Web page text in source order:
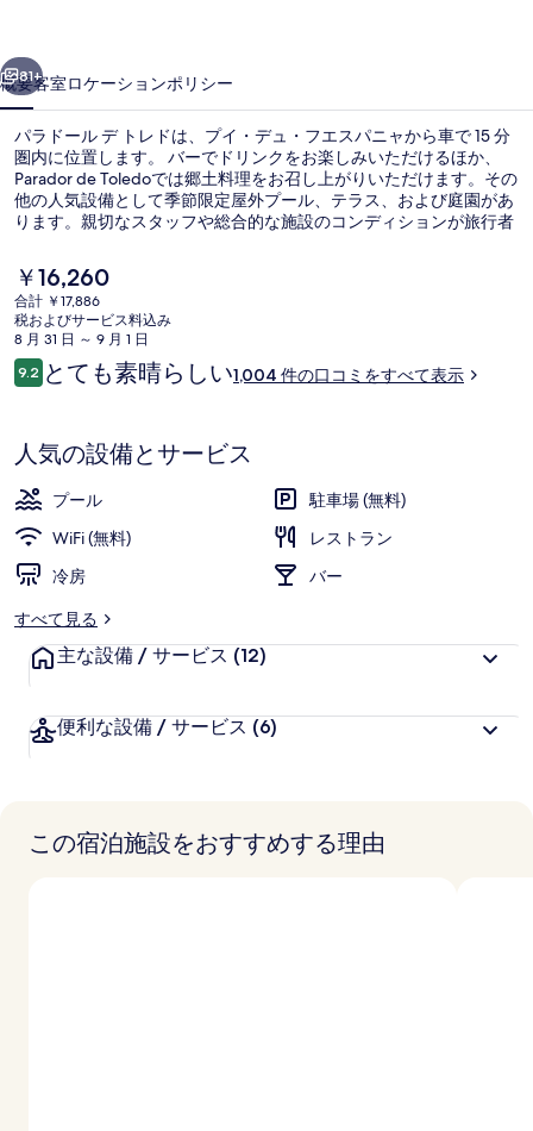
レ
ド
の
写
真
ギ
ャ
ラ
リ
81+
概要客室ロケーションポリシー
パラドール デ トレドは、プイ・デュ・フエスパニャから車で 15 分
圏内に位置します。 バーでドリンクをお楽しみいただけるほか、
Parador de Toledoでは郷土料理をお召し上がりいただけます。その
他の人気設備として季節限定屋外プール、テラス、および庭園があ
ります。親切なスタッフや総合的な施設のコンディションが旅行者
現
在
の
料
金
は
す
￥16,260
合計 ￥17,886
税およびサービス料込み
8 月 31 日 ～ 9 月 1 日
口
コ
9.210段階中9.2
とても素晴らしい1,004 件の口コミをすべて表示
人気の設備とサービス
プール
駐車場 (無料)
WiFi (無料)
レストラン
冷房
バー
すべて見る
主な設備 / サービス (12)
便利な設備 / サービス (6)
この宿泊施設をおすすめする理由